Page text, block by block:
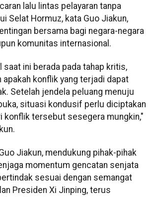
lalu lintas pelayaran tanpa
Selat Hormuz, kata Guo Jiakun,
bersama bagi negara-negara
komunitas internasional.
saat ini berada pada tahap kritis,
apakah konflik yang terjadi dapat
Setelah jendela peluang menuju
situasi kondusif perlu diciptakan
konflik tersebut sesegera mungkin,"
Jiakun, mendukung pihak-pihak
momentum gencatan senjata
sesuai dengan semangat
Presiden Xi Jinping, terus